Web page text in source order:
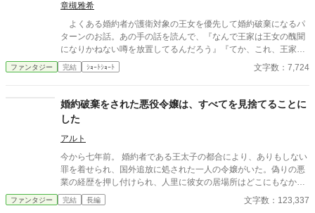
複投稿、自サイトにも掲載。
章槻雅希
よくある婚約者が護衛対象の王女を優先して婚約破棄になるパ
ターンのお話。あの手の話を読んで、『なんで王家は王女の醜聞
になりかねない噂を放置してるんだろう』『てか、これ、王家が
婚約者の家蔑ろにしてるよね？』と思った結果できた話。ひそか
なサブタイは『うちも王家を馬鹿にしてますけど』かもしれませ
稿、自サイトにも掲載しています。
ファンタジー 完結 ｼｮｰﾄｼｮｰﾄ 文字数：7,724
婚約破棄をされた悪役令嬢は、すべてを見捨てることに
した
アルト
今から七年前。 婚約者である王太子の都合により、ありもしない
罪を着せられ、国外追放に処された一人の令嬢がいた。偽りの悪
業の経歴を押し付けられ、人里に彼女の居場所はどこにもなかっ
た。 そして彼女は、『魔の森』と呼ばれる魔窟へと足を踏み入れ
る。 そして現在。 『魔の森』に住まうとある女性を訪ねてとある
ファンタジー 完結 長編 文字数：123,337